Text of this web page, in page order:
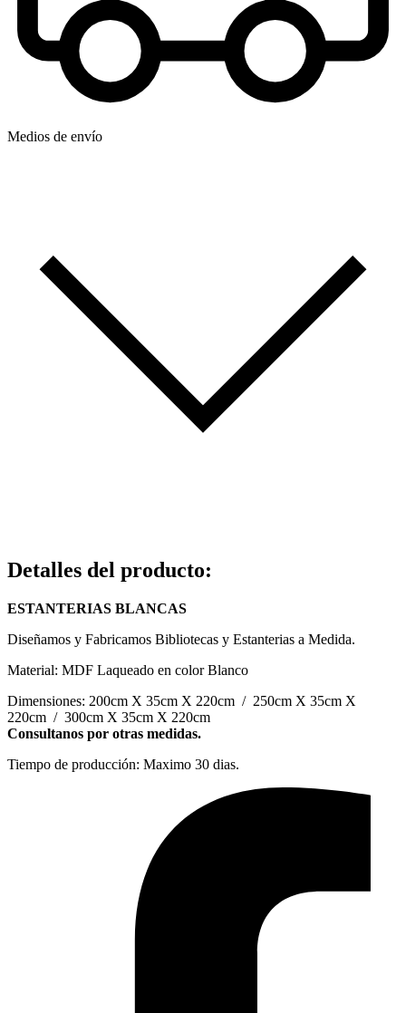
Medios de envío
Detalles del producto:
ESTANTERIAS BLANCAS
Diseñamos y Fabricamos Bibliotecas y Estanterias a Medida.
Material: MDF Laqueado en color Blanco
Dimensiones: 200cm X 35cm X 220cm / 250cm X 35cm X
220cm / 300cm X 35cm X 220cm
Consultanos por otras medidas.
Tiempo de producción: Maximo 30 dias.